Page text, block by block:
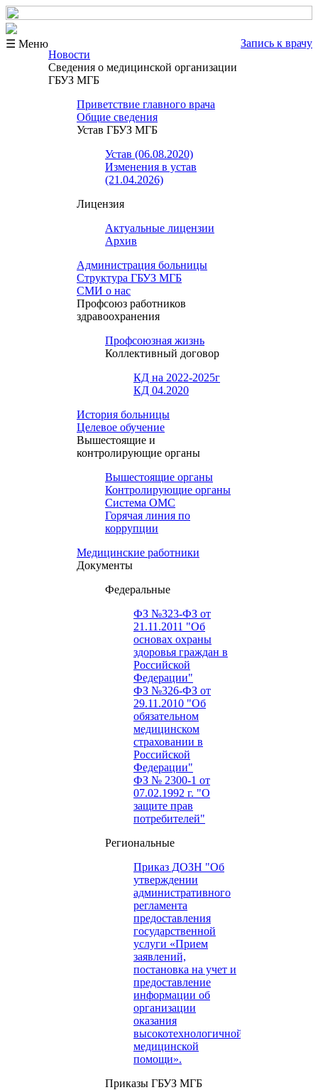
☰ Меню
Запись к врачу
Новости
Сведения о медицинской организации
ГБУЗ МГБ
Приветствие главного врача
Общие сведения
Устав ГБУЗ МГБ
Устав (06.08.2020)
Изменения в устав
(21.04.2026)
Лицензия
Актуальные лицензии
Архив
Администрация больницы
Структура ГБУЗ МГБ
СМИ о нас
Профсоюз работников
здравоохранения
Профсоюзная жизнь
Коллективный договор
КД на 2022-2025г
КД 04.2020
История больницы
Целевое обучение
Вышестоящие и
контролирующие органы
Вышестоящие органы
Контролирующие органы
Система ОМС
Горячая линия по
коррупции
Медицинские работники
Документы
Федеральные
ФЗ №323-ФЗ от
21.11.2011 "Об
основах охраны
здоровья граждан в
Российской
Федерации"
ФЗ №326-ФЗ от
29.11.2010 "Об
обязательном
медицинском
страховании в
Российской
Федерации"
ФЗ № 2300-1 от
07.02.1992 г. "О
защите прав
потребителей"
Региональные
Приказ ДОЗН "Об
утверждении
административного
регламента
предоставления
государственной
услуги «Прием
заявлений,
постановка на учет и
предоставление
информации об
организации
оказания
высокотехнологичной
медицинской
помощи».
Приказы ГБУЗ МГБ